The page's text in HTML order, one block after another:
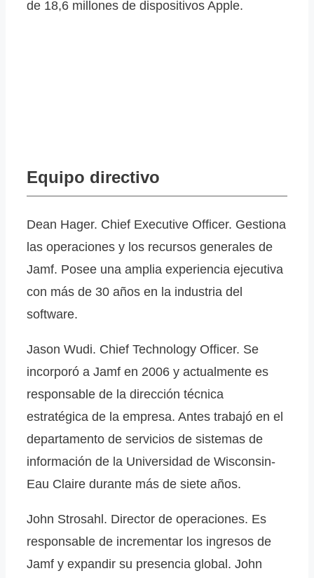
de 18,6 millones de dispositivos Apple.
Equipo directivo
Dean Hager. Chief Executive Officer. Gestiona
las operaciones y los recursos generales de
Jamf. Posee una amplia experiencia ejecutiva
con más de 30 años en la industria del
software.
Jason Wudi. Chief Technology Officer. Se
incorporó a Jamf en 2006 y actualmente es
responsable de la dirección técnica
estratégica de la empresa. Antes trabajó en el
departamento de servicios de sistemas de
información de la Universidad de Wisconsin-
Eau Claire durante más de siete años.
John Strosahl. Director de operaciones. Es
responsable de incrementar los ingresos de
Jamf y expandir su presencia global. John